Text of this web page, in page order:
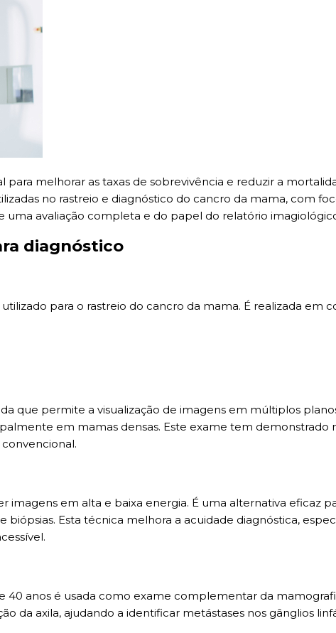
melhorar as taxas de sobrevivência e reduzir a
no rastreio e diagnóstico do cancro da mama, com
avaliação completa e do papel do relatório
diagnóstico
para o rastreio do cancro da mama. É realizada em
que permite a visualização de imagens em múltiplos
em mamas densas. Este exame tem demonstrado
imagens em alta e baixa energia. É uma alternativa eficaz
biópsias. Esta técnica melhora a acuidade diagnóstica,
anos é usada como exame complementar da
da axila, ajudando a identificar metástases nos gânglios